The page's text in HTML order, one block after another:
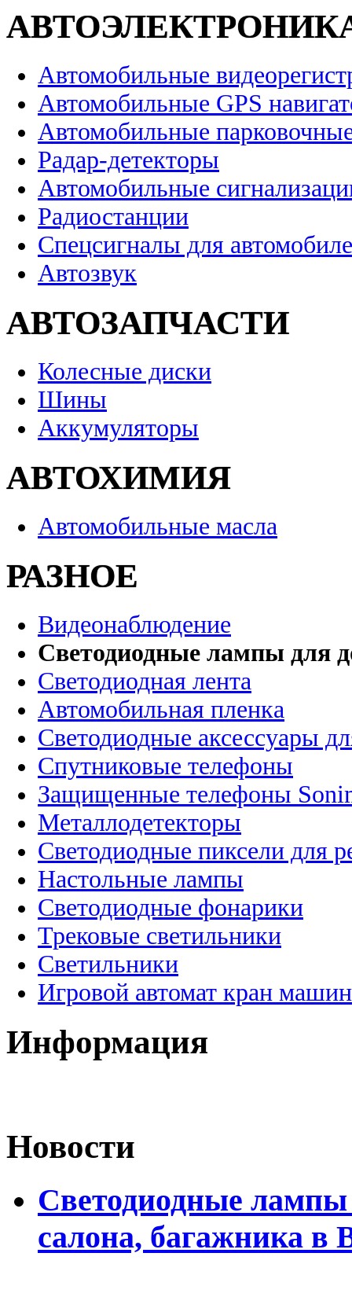
Автомобильные
Автомобильные GPS
Автомобильные
Радар-детекторы
Автомобильные
Радиостанции
Спецсигналы для
Автозвук
АВТОЗАПЧАСТИ
Колесные диски
Шины
Аккумуляторы
АВТОХИМИЯ
Автомобильные масла
РАЗНОЕ
Видеонаблюдение
Светодиодные лампы для
Светодиодная лента
Автомобильная пленка
Светодиодные аксессуары
Спутниковые телефоны
Защищенные телефоны
Металлодетекторы
Светодиодные пиксели для
Настольные лампы
Светодиодные фонарики
Трековые светильники
Светильники
Игровой автомат кран
Информация
Новости
Светодиодные лампы
салона, багажника в